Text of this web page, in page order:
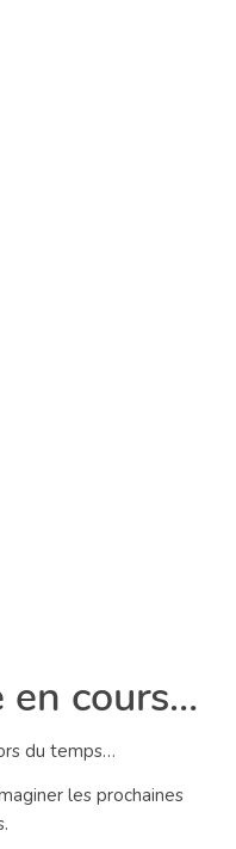
en cours…
du temps…
les prochaines